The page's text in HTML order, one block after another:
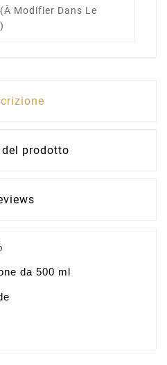
(à Modifier Dans Le
prodotto
da 500 ml